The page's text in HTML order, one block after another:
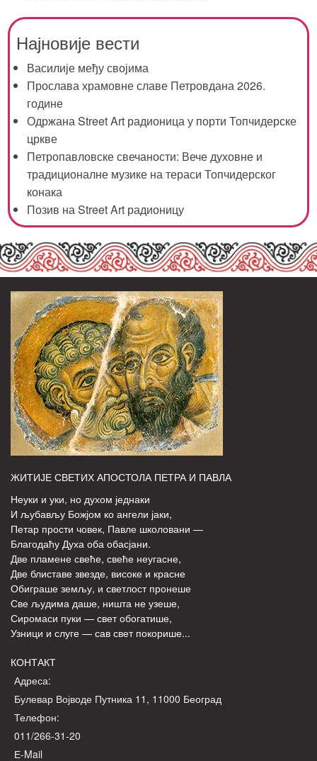
Најновије вести
Василије међу својима
Прослава храмовне славе Петровдана 2026.
године
Одржана Street Art радионица у порти Топчидерске
цркве
Петропавловске свечаности: Вече духовне и
традиционалне музике на тераси Топчидерског
конака
Позив на Street Art радионицу
ЖИТИЈЕ СВЕТИХ АПОСТОЛА ПЕТРА И ПАВЛА
Неуки и уки, но духом једнаки
И љубављу Божјом ко ангели јаки,
Петар прости човек, Павле школовани —
Благодаћу Духа оба обасјани.
Две пламене свеће, свеће неугасне,
Две блиставе звезде, високе и красне
Обиграше земљу, и светлост пронеше
Све људима даше, ништа не узеше,
Сиромаси пуки — свет обогатише,
Узници и слуге — сав свет покорише...
КОНТАКТ
Адреса:
Булевар Војводе Путника 11, 11000 Београд
Телефон:
011/266-31-20
Е-Mail